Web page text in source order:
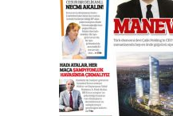
BİR BÖLÜM
ATATÜRK
28 Temmuz 2026 Salı
Ahmet Gökhan
Ahmed
”Reisimiz” idi…